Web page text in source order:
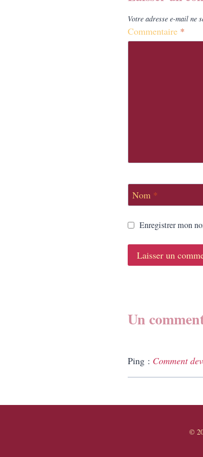
Votre adresse e-mail ne
Commentaire *
Nom *
Enregistrer mon
Un
Ping : Comment
©